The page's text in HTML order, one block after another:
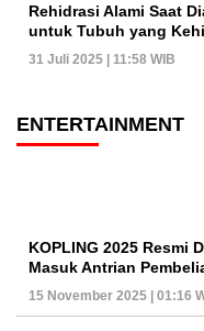
Rehidrasi Alami Saat
untuk Tubuh yang
31 Juli 2025 | 11:58 WIB
ENTERTAINMENT
KOPLING 2025 Resmi
Masuk Antrian
15 November 2025 | 01:16